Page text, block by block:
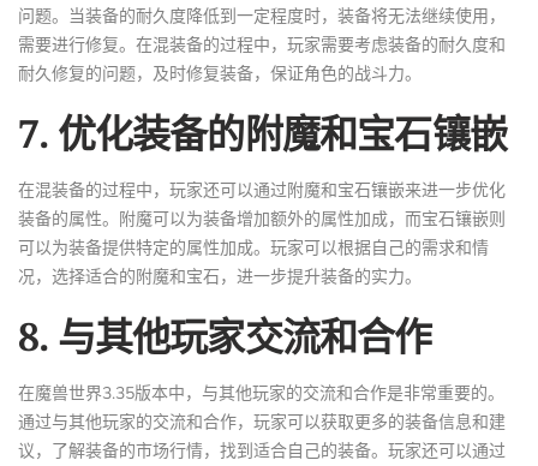
问题。当装备的耐久度降低到一定程度时，装备将无法继续使用，
需要进行修复。在混装备的过程中，玩家需要考虑装备的耐久度和
耐久修复的问题，及时修复装备，保证角色的战斗力。
7. 优化装备的附魔和宝石镶嵌
在混装备的过程中，玩家还可以通过附魔和宝石镶嵌来进一步优化
装备的属性。附魔可以为装备增加额外的属性加成，而宝石镶嵌则
可以为装备提供特定的属性加成。玩家可以根据自己的需求和情
况，选择适合的附魔和宝石，进一步提升装备的实力。
8. 与其他玩家交流和合作
在魔兽世界3.35版本中，与其他玩家的交流和合作是非常重要的。
通过与其他玩家的交流和合作，玩家可以获取更多的装备信息和建
议，了解装备的市场行情，找到适合自己的装备。玩家还可以通过